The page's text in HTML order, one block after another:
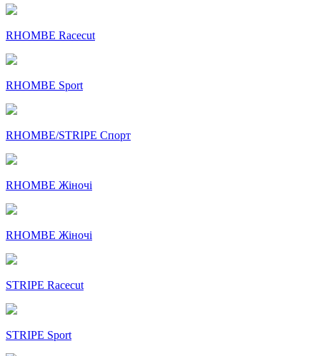
RHOMBE Racecut
RHOMBE Sport
RHOMBE/STRIPE Спорт
RHOMBE Жіночі
RHOMBE Жіночі
STRIPE Racecut
STRIPE Sport